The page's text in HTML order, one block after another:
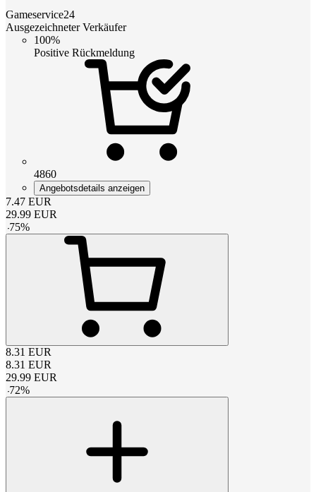
Gameservice24
Ausgezeichneter Verkäufer
100%
Positive Rückmeldung
4860
Angebotsdetails anzeigen
7.47 EUR
29.99 EUR
-75%
8.31 EUR
8.31 EUR
29.99 EUR
-72%